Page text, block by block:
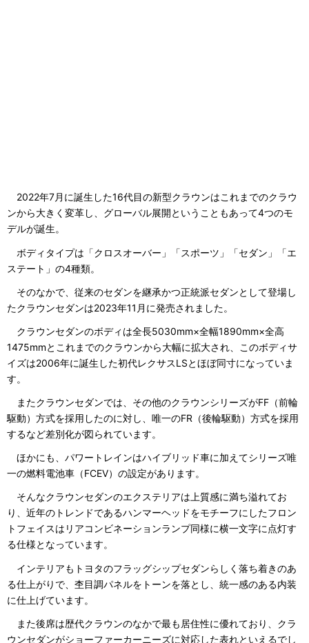
2022年7月に誕生した16代目の新型クラウンはこれまでのクラウ
ンから大きく変革し、グローバル展開ということもあって4つのモ
デルが誕生。
ボディタイプは「クロスオーバー」「スポーツ」「セダン」「エ
ステート」の4種類。
そのなかで、従来のセダンを継承かつ正統派セダンとして登場し
たクラウンセダンは2023年11月に発売されました。
クラウンセダンのボディは全長5030mm×全幅1890mm×全高
1475mmとこれまでのクラウンから大幅に拡大され、このボディサ
イズは2006年に誕生した初代レクサスLSとほぼ同寸になっていま
す。
またクラウンセダンでは、その他のクラウンシリーズがFF（前輪
駆動）方式を採用したのに対し、唯一のFR（後輪駆動）方式を採用
するなど差別化が図られています。
ほかにも、パワートレインはハイブリッド車に加えてシリーズ唯
一の燃料電池車（FCEV）の設定があります。
そんなクラウンセダンのエクステリアは上質感に満ち溢れてお
り、近年のトレンドであるハンマーヘッドをモチーフにしたフロン
トフェイスはリアコンビネーションランプ同様に横一文字に点灯す
る仕様となっています。
インテリアもトヨタのフラッグシップセダンらしく落ち着きのあ
る仕上がりで、杢目調パネルをトーンを落とし、統一感のある内装
に仕上げています。
また後席は歴代クラウンのなかで最も居住性に優れており、クラ
ウンセダンがショーファーカーニーズに対応した表れといえるでし